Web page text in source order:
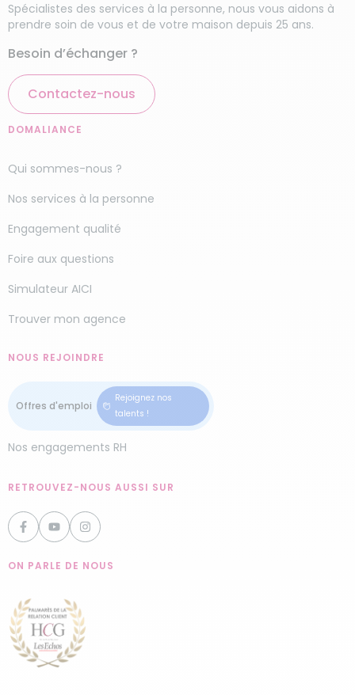
Spécialistes des services à la personne, nous vous aidons à
prendre soin de vous et de votre maison depuis 25 ans.
Besoin d’échanger ?
Contactez-nous
DOMALIANCE
Qui sommes-nous ?
Nos services à la personne
Engagement qualité
Foire aux questions
Simulateur AICI
Trouver mon agence
NOUS REJOINDRE
Rejoignez nos
talents !
Nos engagements RH
RETROUVEZ-NOUS AUSSI SUR
ON PARLE DE NOUS